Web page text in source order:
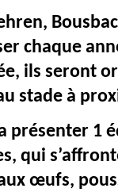
chaque
ils seront
stade à
présenter 1
qui
œufs,